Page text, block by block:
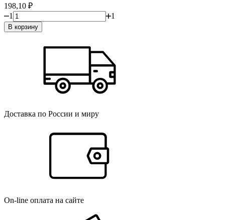
198,10 ₽
1
1
В корзину
Доставка по России и миру
On-line оплата на сайте